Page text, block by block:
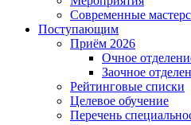
Современные
Поступающим
Приём 2026
Очное
Заочное
Рейтинговые списки
Целевое обучение
Перечень